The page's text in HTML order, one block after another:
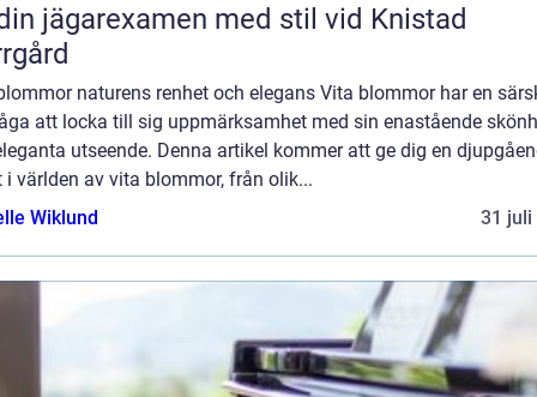
jägarexamen med stil vid Knistad
naturens renhet och elegans Vita blommor har en
att locka till sig uppmärksamhet med sin enastående
utseende. Denna artikel kommer att ge dig en
i världen av vita blommor, från olik...
Wiklund
31 juli